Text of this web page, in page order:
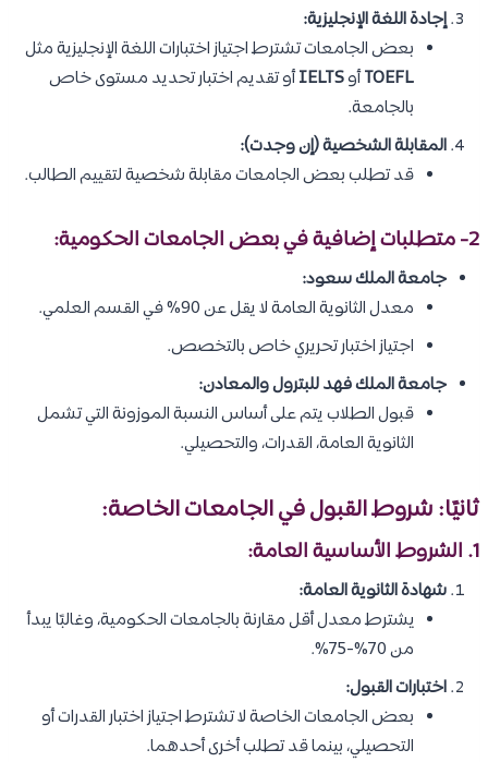
إجادة اللغة الإنجليزية:
بعض الجامعات تشترط اجتياز اختبارات اللغة الإنجليزية مثل
TOEFLأوIELTSأو تقديم اختبار تحديد مستوى خاص
بالجامعة.
المقابلة الشخصية (إن وجدت):
قد تطلب بعض الجامعات مقابلة شخصية لتقييم الطالب.
2- متطلبات إضافية في بعض الجامعات الحكومية:
جامعة الملك سعود:
معدل الثانوية العامة لا يقل عن 90% في القسم العلمي.
اجتياز اختبار تحريري خاص بالتخصص.
جامعة الملك فهد للبترول والمعادن:
قبول الطلاب يتم على أساس النسبة الموزونة التي تشمل
الثانوية العامة، القدرات، والتحصيلي.
ثانيًا: شروط القبول في الجامعات الخاصة:
1. الشروط الأساسية العامة:
شهادة الثانوية العامة:
يشترط معدل أقل مقارنة بالجامعات الحكومية، وغالبًا يبدأ
من 70%-75%.
اختبارات القبول:
بعض الجامعات الخاصة لا تشترط اجتياز اختبار القدرات أو
التحصيلي، بينما قد تطلب أخرى أحدهما.